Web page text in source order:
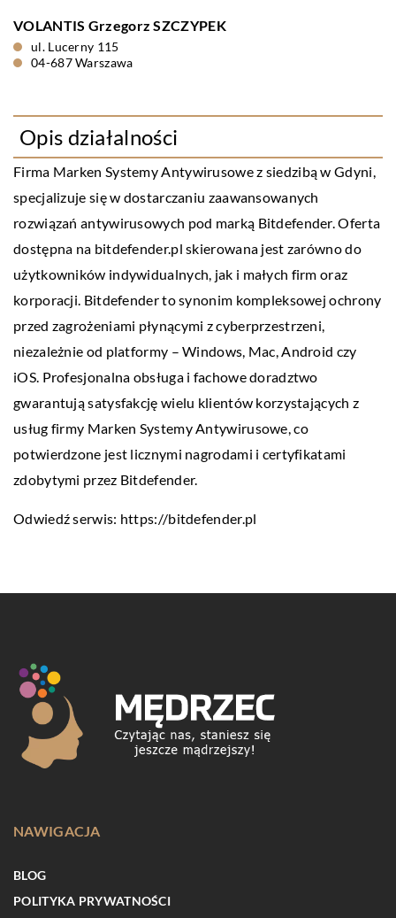
VOLANTIS Grzegorz SZCZYPEK
ul. Lucerny 115
04-687 Warszawa
Opis działalności
Firma Marken Systemy Antywirusowe z siedzibą w Gdyni,
specjalizuje się w dostarczaniu zaawansowanych
rozwiązań antywirusowych pod marką Bitdefender. Oferta
dostępna na bitdefender.pl skierowana jest zarówno do
użytkowników indywidualnych, jak i małych firm oraz
korporacji. Bitdefender to synonim kompleksowej ochrony
przed zagrożeniami płynącymi z cyberprzestrzeni,
niezależnie od platformy – Windows, Mac, Android czy
iOS. Profesjonalna obsługa i fachowe doradztwo
gwarantują satysfakcję wielu klientów korzystających z
usług firmy Marken Systemy Antywirusowe, co
potwierdzone jest licznymi nagrodami i certyfikatami
zdobytymi przez Bitdefender.
Odwiedź serwis: https://bitdefender.pl
NAWIGACJA
BLOG
POLITYKA PRYWATNOŚCI